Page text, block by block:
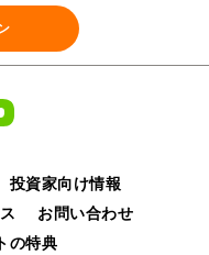
2026-06-25
投資家向け情報
お問い合わせ
の特典